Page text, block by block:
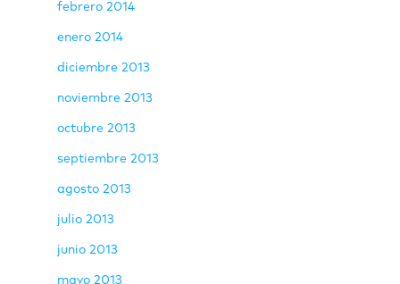
febrero 2014
enero 2014
diciembre 2013
noviembre 2013
octubre 2013
septiembre 2013
agosto 2013
julio 2013
junio 2013
mayo 2013